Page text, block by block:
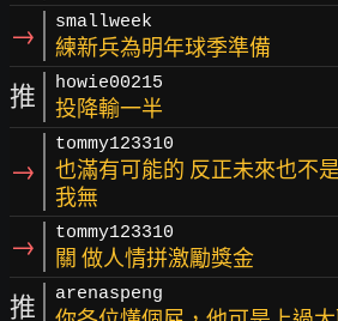
→ smallweek
練新兵為明年球季準備
推 howie00215
投降輸一半
→
tommy123310
也滿有可能的 反正未來也不
我無
→ tommy123310
關 做人情拼激勵獎金
推 arenaspeng